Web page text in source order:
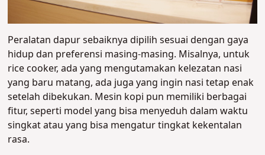
Peralatan dapur sebaiknya dipilih sesuai dengan gaya
hidup dan preferensi masing-masing. Misalnya, untuk
rice cooker, ada yang mengutamakan kelezatan nasi
yang baru matang, ada juga yang ingin nasi tetap enak
setelah dibekukan. Mesin kopi pun memiliki berbagai
fitur, seperti model yang bisa menyeduh dalam waktu
singkat atau yang bisa mengatur tingkat kekentalan
rasa.